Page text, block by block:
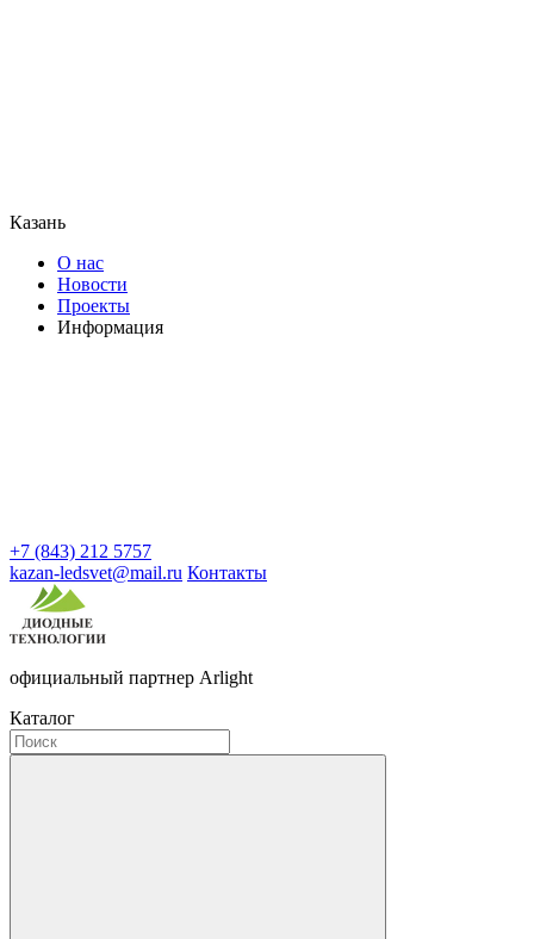
Казань
О нас
Новости
Проекты
Информация
+7 (843) 212 5757
kazan-ledsvet@mail.ru Контакты
официальный партнер Arlight
Каталог